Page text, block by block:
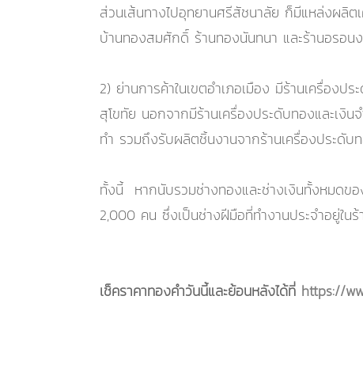
ส่วนเส้นทางไปอุทยานศรีสัชนาลัย ก็มีแหล่งผลิ
บ้านทองสมศักดิ์ ร้านทองนันทนา และร้านอรอน
2) ย่านการค้าในเขตอำเภอเมือง มีร้านเครื่อง
สุโขทัย นอกจากมีร้านเครื่องประดับทองและเงิ
ทำ รวมถึงรับผลิตชิ้นงานจากร้านเครื่องประดับ
ทั้งนี้ หากนับรวมช่างทองและช่างเงินทั้งหมดขอ
2,000 คน ซึ่งเป็นช่างฝีมือที่ทำงานประจำอยู่ใน
เช็คราคาทองคำวันนี้และย้อนหลังได้ที่ https://